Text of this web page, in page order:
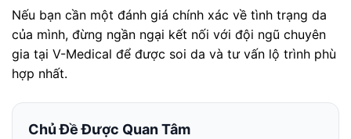
Nếu bạn cần một đánh giá chính xác về tình trạng da
của mình, đừng ngần ngại kết nối với đội ngũ chuyên
gia tại V-Medical để được soi da và tư vấn lộ trình phù
hợp nhất.
Chủ Đề Được Quan Tâm